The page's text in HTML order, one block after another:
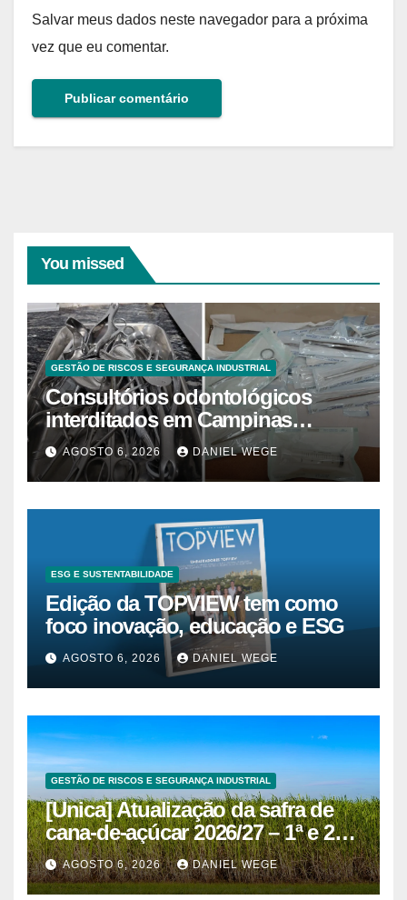
Salvar meus dados neste navegador para a próxima
vez que eu comentar.
You missed
GESTÃO DE RISCOS E SEGURANÇA INDUSTRIAL
Consultórios odontológicos
interditados em Campinas
superam 2025
AGOSTO 6, 2026 DANIEL WEGE
ESG E SUSTENTABILIDADE
Edição da TOPVIEW tem como
foco inovação, educação e ESG
AGOSTO 6, 2026 DANIEL WEGE
GESTÃO DE RISCOS E SEGURANÇA INDUSTRIAL
[Unica] Atualização da safra de
cana-de-açúcar 2026/27 – 1ª e 2ª
quinzenas de junho
AGOSTO 6, 2026 DANIEL WEGE